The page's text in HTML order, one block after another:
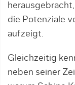
die Potenziale
aufzeigt.
Gleichzeitig
neben seiner